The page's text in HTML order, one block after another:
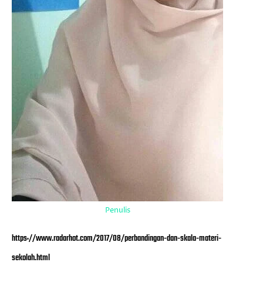
Penulis
https://www.radarhot.com/2017/08/perbandingan-dan-skala-materi-
sekolah.html